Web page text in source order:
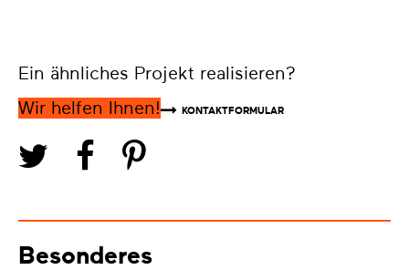
Ein ähnliches Projekt realisieren?
Wir helfen Ihnen!
KONTAKTFORMULAR
Besonderes